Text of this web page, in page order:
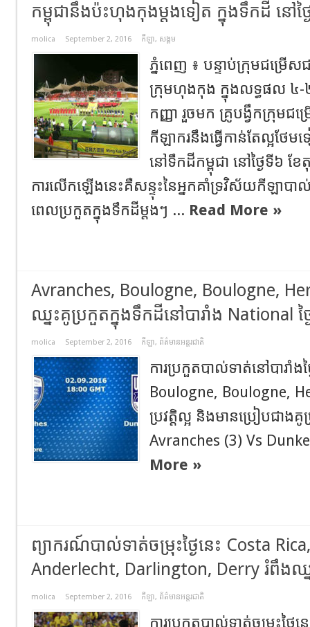
កម្ពុជានឹងប៉ះហុងកុងម្តងទៀត ក្នុងទឹកដី នៅថ្
molica September 2, 2016 កីឡា, សង្គម
ភ្នំពេញ ៖ បន្ទាប់ក្រុមជម្រើ
ក្រុមហុងកុង ក្នុងលទ្ធផល ៤-
កញ្ញា រួចមក គ្រូបង្វឹកក្រុមជម្
កីឡាករនឹងធ្វើកាន់តែល្អថែ
នៅទឹកដីកម្ពុជា នៅថ្ងៃទី៦ ខ
ការលើកឡើងនេះគឺសន្ទុះនៃអ្នកគាំទ្រវិស័យកីឡាបាល់
ពេលប្រកួតក្នុងទឹកដីម្តងៗ ... Read More »
​Avranches, Boulogne, Boulogne,
ឈ្នះគូប្រកួតក្នុងទឹកដីនៅបារាំង National ថ្ង
molica September 2, 2016 កីឡា, ព័ត៌មានអន្តរជាតិ
ការប្រកួតបាល់ទាត់នៅបារាំង
Boulogne, Boulogne,
ប្រវត្តិល្អ និងមានប្រៀបជាង
Avranches (3) Vs
More »
ព្យាករណ៍បាល់ទាត់ចម្រុះថ្ងៃនេះ Costa
Anderlecht, Darlington, Derry រំពឹងឈ្
molica September 2, 2016 កីឡា, ព័ត៌មានអន្តរជាតិ
ការប្រកួតបាល់ទាត់ចម្រុះថ្ងៃ